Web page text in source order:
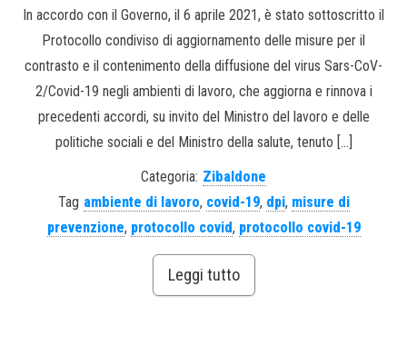
In accordo con il Governo, il 6 aprile 2021, è stato sottoscritto il
Protocollo condiviso di aggiornamento delle misure per il
contrasto e il contenimento della diffusione del virus Sars-CoV-
2/Covid-19 negli ambienti di lavoro, che aggiorna e rinnova i
precedenti accordi, su invito del Ministro del lavoro e delle
politiche sociali e del Ministro della salute, tenuto […]
Categoria: Zibaldone
Tag ambiente di lavoro, covid-19, dpi, misure di
prevenzione, protocollo covid, protocollo covid-19
Leggi tutto